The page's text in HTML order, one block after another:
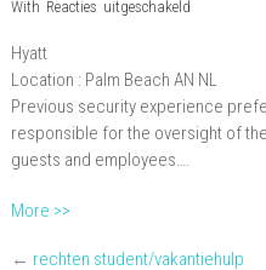
With Reacties uitgeschakeldvoor
Hyatt
Location : Palm Beach AN NL
Previous security experience
responsible for the oversight of
guests and employees….
More >>
← rechten student/vakantiehulp